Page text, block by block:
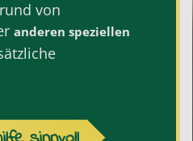
von
anderen speziellen